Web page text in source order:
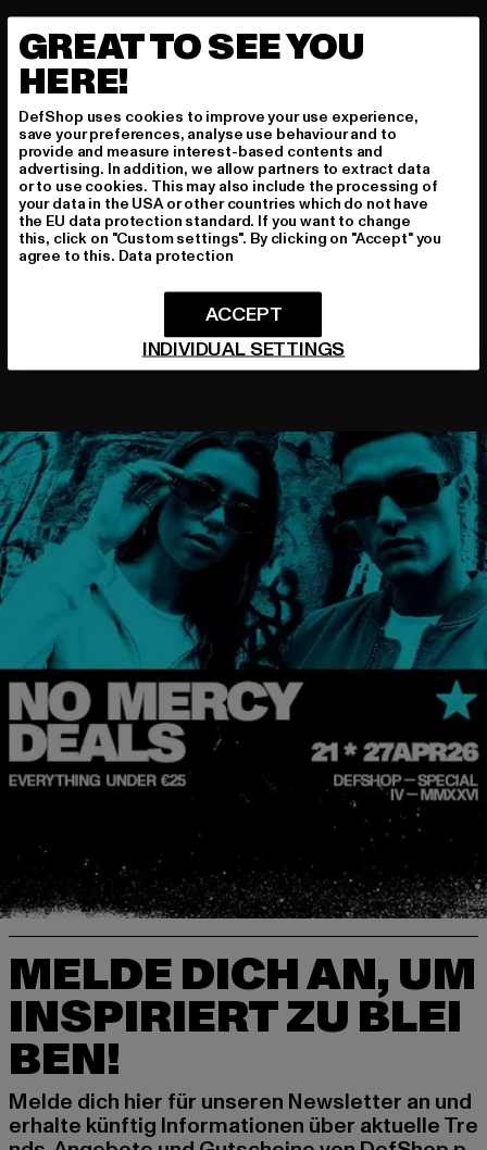
Video nicht verfügbar
Dieses Video ist nicht verfügbar
MELDE DICH AN, UM
INSPIRIERT ZU BLEI
BEN!
Melde dich hier für unseren Newsletter an und
erhalte künftig Informationen über aktuelle Tre
GREAT TO SEE YOU
HERE!
DefShop uses cookies to improve your use experience,
save your preferences, analyse use behaviour and to
provide and measure interest-based contents and
advertising. In addition, we allow partners to extract data
or to use cookies. This may also include the processing of
your data in the USA or other countries which do not have
the EU data protection standard. If you want to change
this, click on "Custom settings". By clicking on "Accept" you
agree to this. Data protection
INDIVIDUAL SETTINGS
ACCEPT